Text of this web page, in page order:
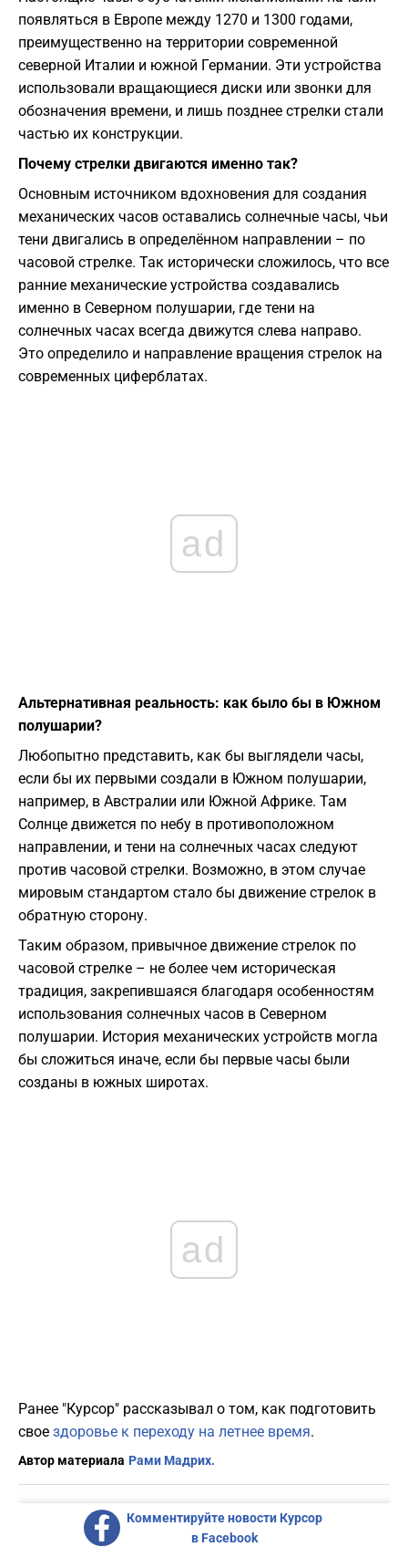
появляться в Европе между 1270 и 1300 годами,
преимущественно на территории современной
северной Италии и южной Германии. Эти устройства
использовали вращающиеся диски или звонки для
обозначения времени, и лишь позднее стрелки стали
частью их конструкции.
Почему стрелки двигаются именно так?
Основным источником вдохновения для создания
механических часов оставались солнечные часы, чьи
тени двигались в определённом направлении – по
часовой стрелке. Так исторически сложилось, что все
ранние механические устройства создавались
именно в Северном полушарии, где тени на
солнечных часах всегда движутся слева направо.
Это определило и направление вращения стрелок на
современных циферблатах.
ad
Альтернативная реальность: как было бы в Южном
полушарии?
Любопытно представить, как бы выглядели часы,
если бы их первыми создали в Южном полушарии,
например, в Австралии или Южной Африке. Там
Солнце движется по небу в противоположном
направлении, и тени на солнечных часах следуют
против часовой стрелки. Возможно, в этом случае
мировым стандартом стало бы движение стрелок в
обратную сторону.
Таким образом, привычное движение стрелок по
часовой стрелке – не более чем историческая
традиция, закрепившаяся благодаря особенностям
использования солнечных часов в Северном
полушарии. История механических устройств могла
бы сложиться иначе, если бы первые часы были
созданы в южных широтах.
ad
Ранее "Курсор" рассказывал о том, как подготовить
свое здоровье к переходу на летнее время.
Автор материала Рами Мадрих.
Комментируйте новости Курсор
в Facebook